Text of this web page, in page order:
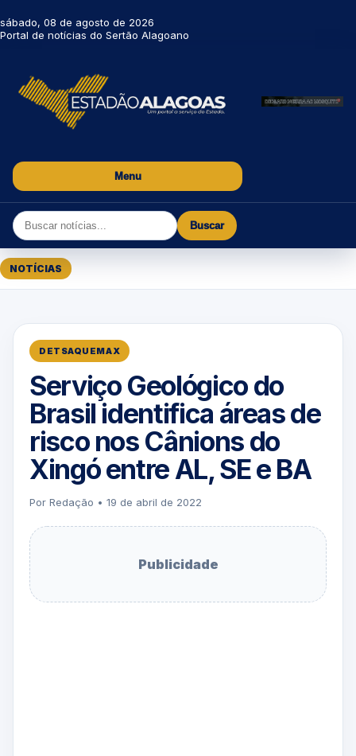
sábado, 08 de agosto de 2026
Portal de notícias do Sertão Alagoano
Menu
Buscar
NOTÍCIAS
DETSAQUEMAX
Serviço Geológico do
Brasil identifica áreas de
risco nos Cânions do
Xingó entre AL, SE e BA
Por Redação • 19 de abril de 2022
Publicidade